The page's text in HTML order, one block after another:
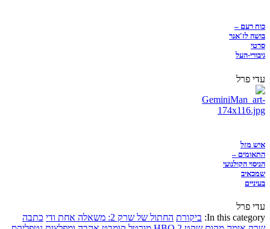
כוח רעם –
בושה לז'אנר
סרטי
גיבורי-העל
עדי פרל
איש מזל
התאומים –
הניסוי הקולנועי
שמכאיב
בעיניים
עדי פרל
In this category: ביקורת החתול של שרק 2: משאלה אחת ודי
כתבה